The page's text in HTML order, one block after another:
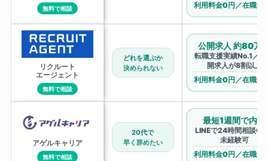
無料で相談
利用料金0円／在職中
リクルート
エージェント
無料で相談
どれを選ぶか
決められない
公開求人 約80万
転職支援実績No.1／
開求人が8割以上
利用料金0円／在職中
アゲルキャリア
無料で相談
20代で
早く辞めたい
最短1週間で内定
LINEで24時間相談OK
未経験可
利用料金0円／在職中